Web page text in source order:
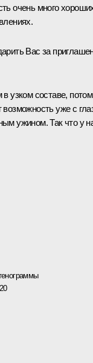
очень много
Вас за
узком составе, потом
уже с
ужином. Так что у